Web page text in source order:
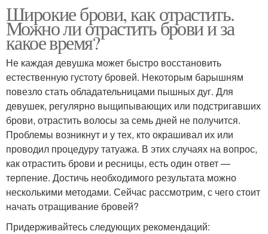
Широкие брови, как отрастить.
Можно ли отрастить брови и за
какое время?
Не каждая девушка может быстро восстановить
естественную густоту бровей. Некоторым барышням
повезло стать обладательницами пышных дуг. Для
девушек, регулярно выщипывающих или подстригавших
брови, отрастить волосы за семь дней не получится.
Проблемы возникнут и у тех, кто окрашивал их или
проводил процедуру татуажа. В этих случаях на вопрос,
как отрастить брови и ресницы, есть один ответ —
терпение. Достичь необходимого результата можно
несколькими методами. Сейчас рассмотрим, с чего стоит
начать отращивание бровей?
Придерживайтесь следующих рекомендаций: